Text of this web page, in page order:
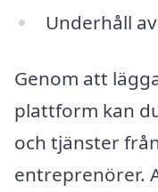
Underhåll
Genom att
plattform kan
och tjänster
entreprenörer.